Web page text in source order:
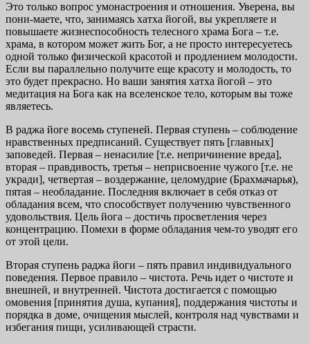
Это только вопрос умонастроения и отношения. Уверена, вы
пони-маете, что, занимаясь хатха йогой, вы укрепляете и
повышаете жизнеспособность телесного храма Бога – т.е.
храма, в котором может жить Бог, а не просто интересуетесь
одной только физической красотой и продлением молодости.
Если вы параллельно получите еще красоту и молодость, то
это будет прекрасно. Но ваши занятия хатха йогой – это
медитация на Бога как на вселенское тело, которым вы тоже
являетесь.
В раджа йоге восемь ступеней. Первая ступень – соблюдение
нравственных предписаний. Существует пять [главных]
заповедей. Первая – ненасилие [т.е. непричинение вреда],
вторая – правдивость, третья – неприсвоение чужого [т.е. не
укради], четвертая – воздержание, целомудрие (Брахмачарья),
пятая – необладание. Последняя включает в себя отказ от
обладания всем, что способствует получению чувственного
удовольствия. Цель йога – достичь просветления через
концентрацию. Помехи в форме обладания чем-то уводят его
от этой цели.
Вторая ступень раджа йоги – пять правил индивидуального
поведения. Первое правило – чистота. Речь идет о чистоте и
внешней, и внутренней. Чистота достигается с помощью
омовения [принятия душа, купания], поддержания чистоты и
порядка в доме, очищения мыслей, контроля над чувствами и
избегания пищи, усиливающей страсти.